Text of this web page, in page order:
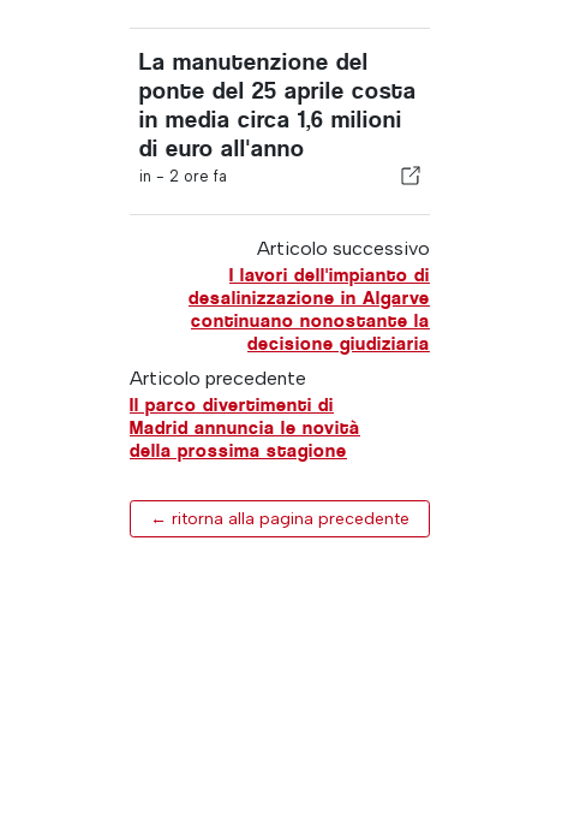
La manutenzione del
ponte del 25 aprile costa
in media circa 1,6 milioni
di euro all'anno
in - 2 ore fa
Articolo successivo
I lavori dell'impianto di
desalinizzazione in Algarve
continuano nonostante la
decisione giudiziaria
Articolo precedente
Il parco divertimenti di
Madrid annuncia le novità
della prossima stagione
← ritorna alla pagina precedente